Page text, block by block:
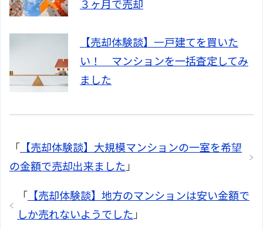
３ヶ月で売却
【売却体験談】一戸建てを買いた
い！ マンションを一括査定してみ
ました
「
【売却体験談】大規模マンションの一室を希望
の金額で売却出来ました 」
「
【売却体験談】地方のマンションは安い金額で
しか売れないようでした 」